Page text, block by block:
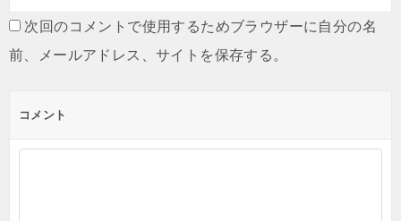
次回のコメントで使用するためブラウザーに自分の名
前、メールアドレス、サイトを保存する。
コメント